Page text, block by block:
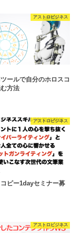
アストロビジネス
ールで自分のホロスコ
方法
アストロビジネス
ピー1dayセミナー募
アストロビジネス